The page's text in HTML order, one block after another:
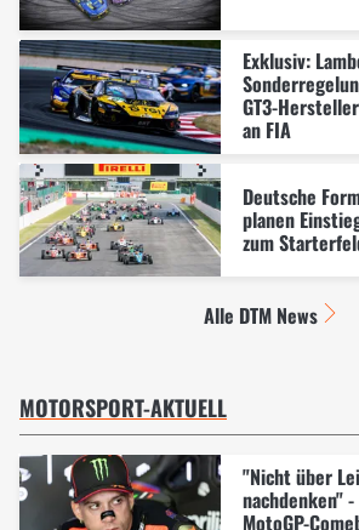
Exklusiv:
GT3-
an FIA
Deutsche
planen
zum
Alle DTM News
MOTORSPORT-AKTUELL
"Nicht über
nachdenken"
MotoGP-